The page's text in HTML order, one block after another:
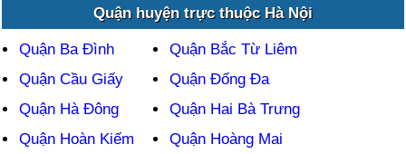
Quận huyện trực thuộc Hà Nội
Quận Ba Đình
Quận Bắc Từ Liêm
Quận Cầu Giấy
Quận Đống Đa
Quận Hà Đông
Quận Hai Bà Trưng
Quận Hoàn Kiếm
Quận Hoàng Mai